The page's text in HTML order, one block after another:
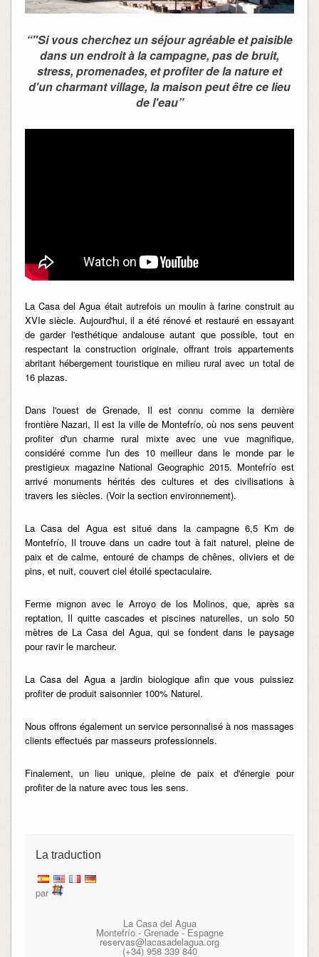
“"Si vous cherchez un séjour agréable et paisible
dans un endroit à la campagne, pas de bruit,
stress, promenades, et profiter de la nature et
d'un charmant village, la maison peut être ce lieu
de l'eau”
La Casa del Agua était autrefois un moulin à farine construit au
XVIe siècle. Aujourd'hui, il a été rénové et restauré en essayant
de garder l'esthétique andalouse autant que possible, tout en
respectant la construction originale, offrant trois appartements
abritant hébergement touristique en milieu rural avec un total de
16 plazas.
Dans l'ouest de Grenade, Il est connu comme la dernière
frontière Nazari, Il est la ville de Montefrío, où nos sens peuvent
profiter d'un charme rural mixte avec une vue magnifique,
considéré comme l'un des 10 meilleur dans le monde par le
prestigieux magazine National Geographic 2015. Montefrío est
arrivé monuments hérités des cultures et des civilisations à
travers les siècles. (Voir la section environnement).
La Casa del Agua est situé dans la campagne 6,5 Km de
Montefrío, Il trouve dans un cadre tout à fait naturel, pleine de
paix et de calme, entouré de champs de chênes, oliviers et de
pins, et nuit, couvert ciel étoilé spectaculaire.
Ferme mignon avec le Arroyo de los Molinos, que, après sa
reptation, Il quitte cascades et piscines naturelles, un solo 50
mètres de La Casa del Agua, qui se fondent dans le paysage
pour ravir le marcheur.
La Casa del Agua a jardin biologique afin que vous puissiez
profiter de produit saisonnier 100% Naturel.
Nous offrons également un service personnalisé à nos massages
clients effectués par masseurs professionnels.
Finalement, un lieu unique, pleine de paix et d'énergie pour
profiter de la nature avec tous les sens.
La traduction
par
La Casa del Agua
Montefrío - Grenade - Espagne
reservas@lacasadelagua.org
(+34) 958 339 840